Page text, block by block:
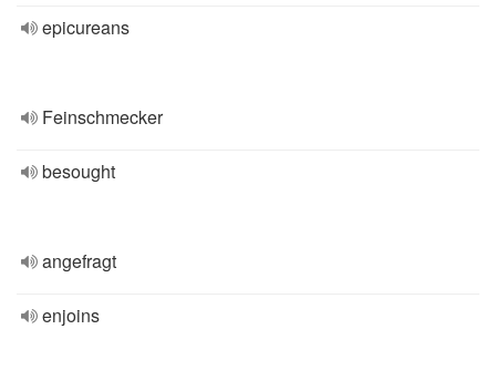
epicureans
Feinschmecker
besought
angefragt
enjoins